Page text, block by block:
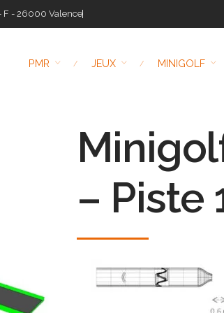
F - 26000 Valence
PMR JEUX MINIGOLF
– Piste